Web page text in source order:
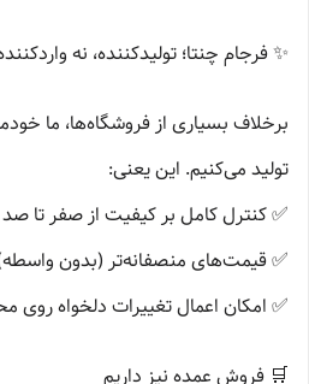
✨ فرجام چنتا؛ تولیدکننده، نه
برخلاف بسیاری از فروشگاه‌ها، ما
تولید می‌کنیم. این یعنی:
✅ کنترل کامل بر کیفیت از صفر تا صد
✅ قیمت‌های منصفانه‌تر (بدون
✅ امکان اعمال تغییرات دلخواه روی
🛒 فروش عمده نیز داریم